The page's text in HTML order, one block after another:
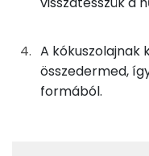
Összesen
Vas
TOP vitaminok
Kolin:
A kókuszolajnak
összedermed,
formából.